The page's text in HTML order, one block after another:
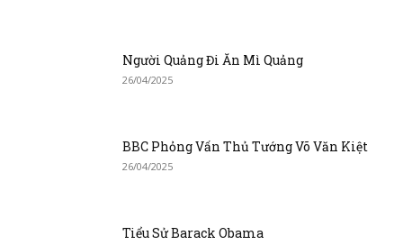
Người Quảng Đi Ăn Mì Quảng
26/04/2025
BBC Phỏng Vấn Thủ Tướng Võ Văn Kiệt
26/04/2025
Tiểu Sử Barack Obama